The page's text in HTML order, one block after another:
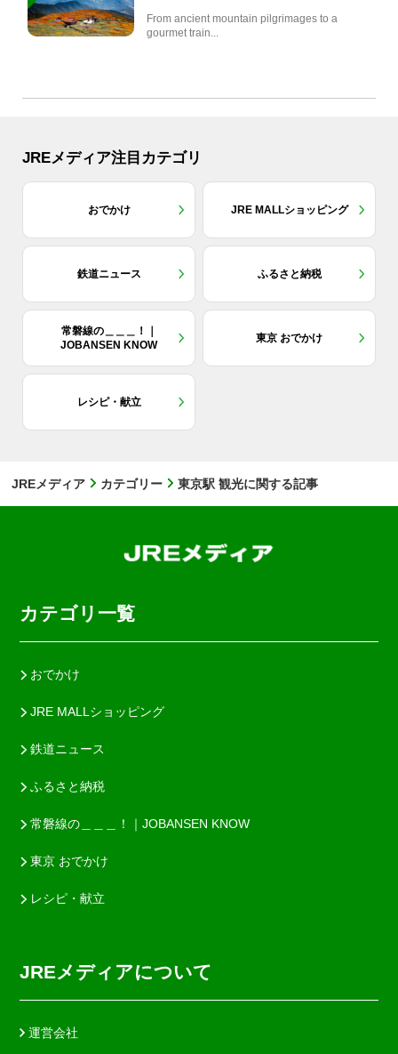
From ancient mountain pilgrimages to a
gourmet train...
JREメディア注目カテゴリ
おでかけ JRE MALLショッピング
鉄道ニュース ふるさと納税
常磐線の＿＿＿！｜
JOBANSEN KNOW
東京 おでかけ
レシピ・献立
JREメディア カテゴリー 東京駅 観光に関する記事
カテゴリ一覧
おでかけ
JRE MALLショッピング
鉄道ニュース
ふるさと納税
常磐線の＿＿＿！｜JOBANSEN KNOW
東京 おでかけ
レシピ・献立
JREメディアについて
運営会社